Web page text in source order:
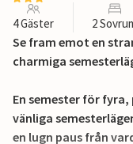
4 Gäster 2
Se fram emot en
charmiga
En semester för
vänliga
en lugn paus från